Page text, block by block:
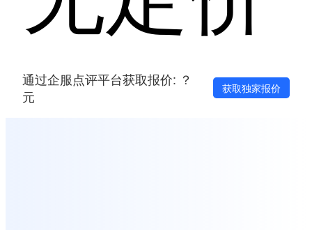
通过企服点评平台获取报价: ？
元
获取独家报价